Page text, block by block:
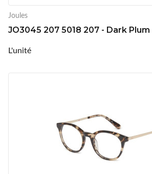
Joules
JO3045 207 5018 207 - Dark Plum
L'unité